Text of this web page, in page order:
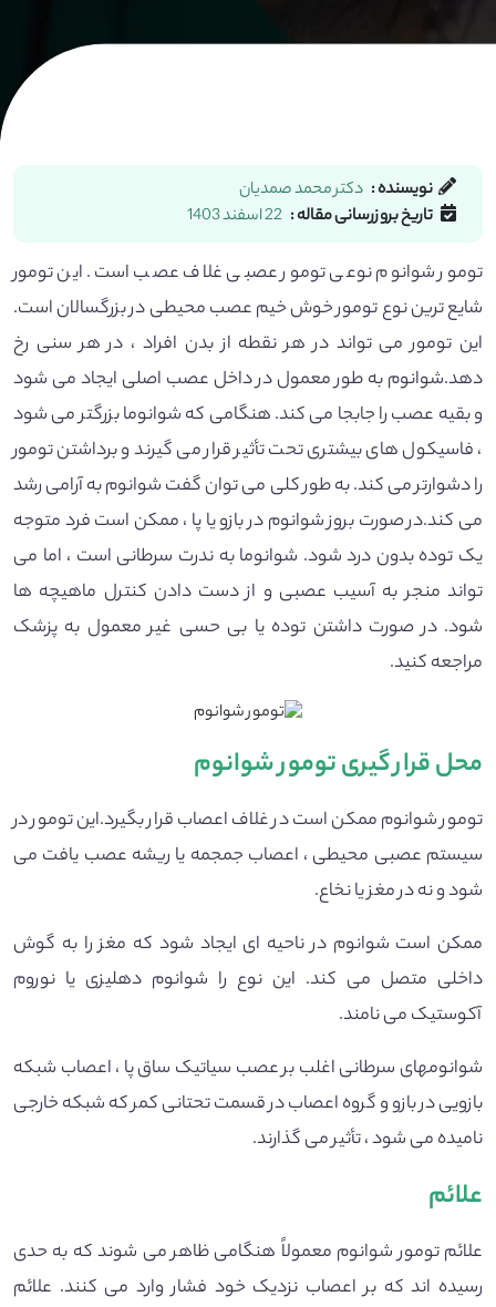
نویسنده : دکتر محمد صمدیان
تاریخ بروزرسانی مقاله : 22 اسفند 1403
تومور شوانوم نوعی تومور عصبی غلاف عصب است. این تومور
شایع ترین نوع تومور خوش خیم عصب محیطی در بزرگسالان است.
این تومور می تواند در هر نقطه از بدن افراد ، در هر سنی رخ
دهد.شوانوم به طور معمول در داخل عصب اصلی ایجاد می شود
و بقیه عصب را جابجا می کند. هنگامی که شوانوما بزرگتر می شود
، فاسیکول های بیشتری تحت تأثیر قرار می گیرند و برداشتن تومور
را دشوارتر می کند. به طور کلی می توان گفت شوانوم به آرامی رشد
می کند.در صورت بروز شوانوم در بازو یا پا ، ممکن است فرد متوجه
یک توده بدون درد شود. شوانوما به ندرت سرطانی است ، اما می
تواند منجر به آسیب عصبی و از دست دادن کنترل ماهیچه ها
شود. در صورت داشتن توده یا بی حسی غیر معمول به پزشک
مراجعه کنید.
محل قرار گیری تومور شوانوم
تومور شوانوم ممکن است در غلاف اعصاب قرار بگیرد.این تومور در
سیستم عصبی محیطی ، اعصاب جمجمه یا ریشه عصب یافت می
شود و نه در مغز یا نخاع.
ممکن است شوانوم در ناحیه ای ایجاد شود که مغز را به گوش
داخلی متصل می کند. این نوع را شوانوم دهلیزی یا نوروم
آکوستیک می نامند.
شوانومهای سرطانی اغلب بر عصب سیاتیک ساق پا ، اعصاب شبکه
بازویی در بازو و گروه اعصاب در قسمت تحتانی کمر که شبکه خارجی
نامیده می شود ، تأثیر می گذارند.
علائم
علائم تومور شوانوم معمولاً هنگامی ظاهر می شوند که به حدی
رسیده اند که بر اعصاب نزدیک خود فشار وارد می کنند. علائم